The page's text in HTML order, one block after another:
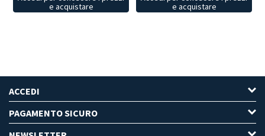
e acquistare
e acquistare
ACCEDI
PAGAMENTO SICURO